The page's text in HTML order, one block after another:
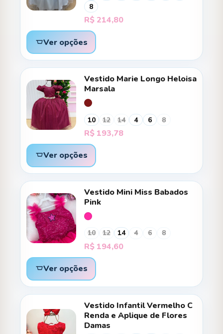
8
R$ 214,80
Ver opções
Vestido Marie Longo Heloisa
Marsala
10 12 14 4 6 8
R$ 193,78
Ver opções
Vestido Mini Miss Babados
Pink
10 12 14 4 6 8
R$ 194,60
Ver opções
Vestido Infantil Vermelho C
Renda e Aplique de Flores
Damas